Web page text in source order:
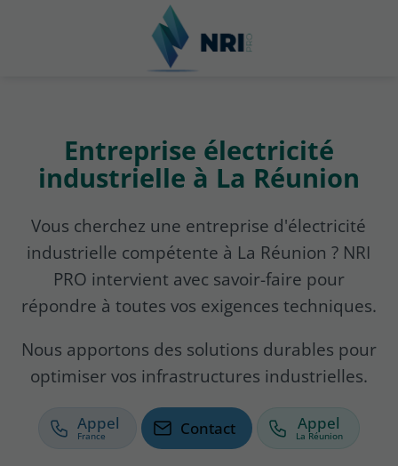
Entreprise électricité
industrielle à La Réunion
Vous cherchez une entreprise d'électricité
industrielle compétente à La Réunion ? NRI
PRO intervient avec savoir-faire pour
répondre à toutes vos exigences techniques.
Nous apportons des solutions durables pour
optimiser vos infrastructures industrielles.
Appel Contact Appel